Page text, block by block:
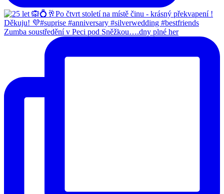
Zumba soustředění v Peci pod Sněžkou….dny plné her